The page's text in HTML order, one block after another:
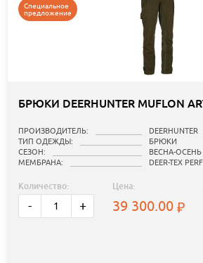
Специальное
предложение
БРЮКИ DEERHUNTER MUFLON
ПРОИЗВОДИТЕЛЬ:
DEERHUNTER
ТИП ОДЕЖДЫ:
БРЮКИ
СЕЗОН:
ВЕСНА-ОСЕНЬ
МЕМБРАНА:
DEER-TEX
Количество:
- +
Цена:
39 300.00